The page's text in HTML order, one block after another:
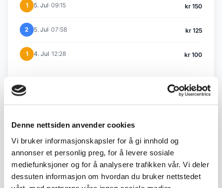
Denne nettsiden anvender cookies
Vi bruker informasjonskapsler for å gi innhold og
annonser et personlig preg, for å levere sosiale
mediefunksjoner og for å analysere trafikken vår. Vi deler
dessuten informasjon om hvordan du bruker nettstedet
1 5. Jul·09:15 kr 150
2 5. Jul·07:58 kr 125
1 4. Jul·12:28 kr 100
#102 #104